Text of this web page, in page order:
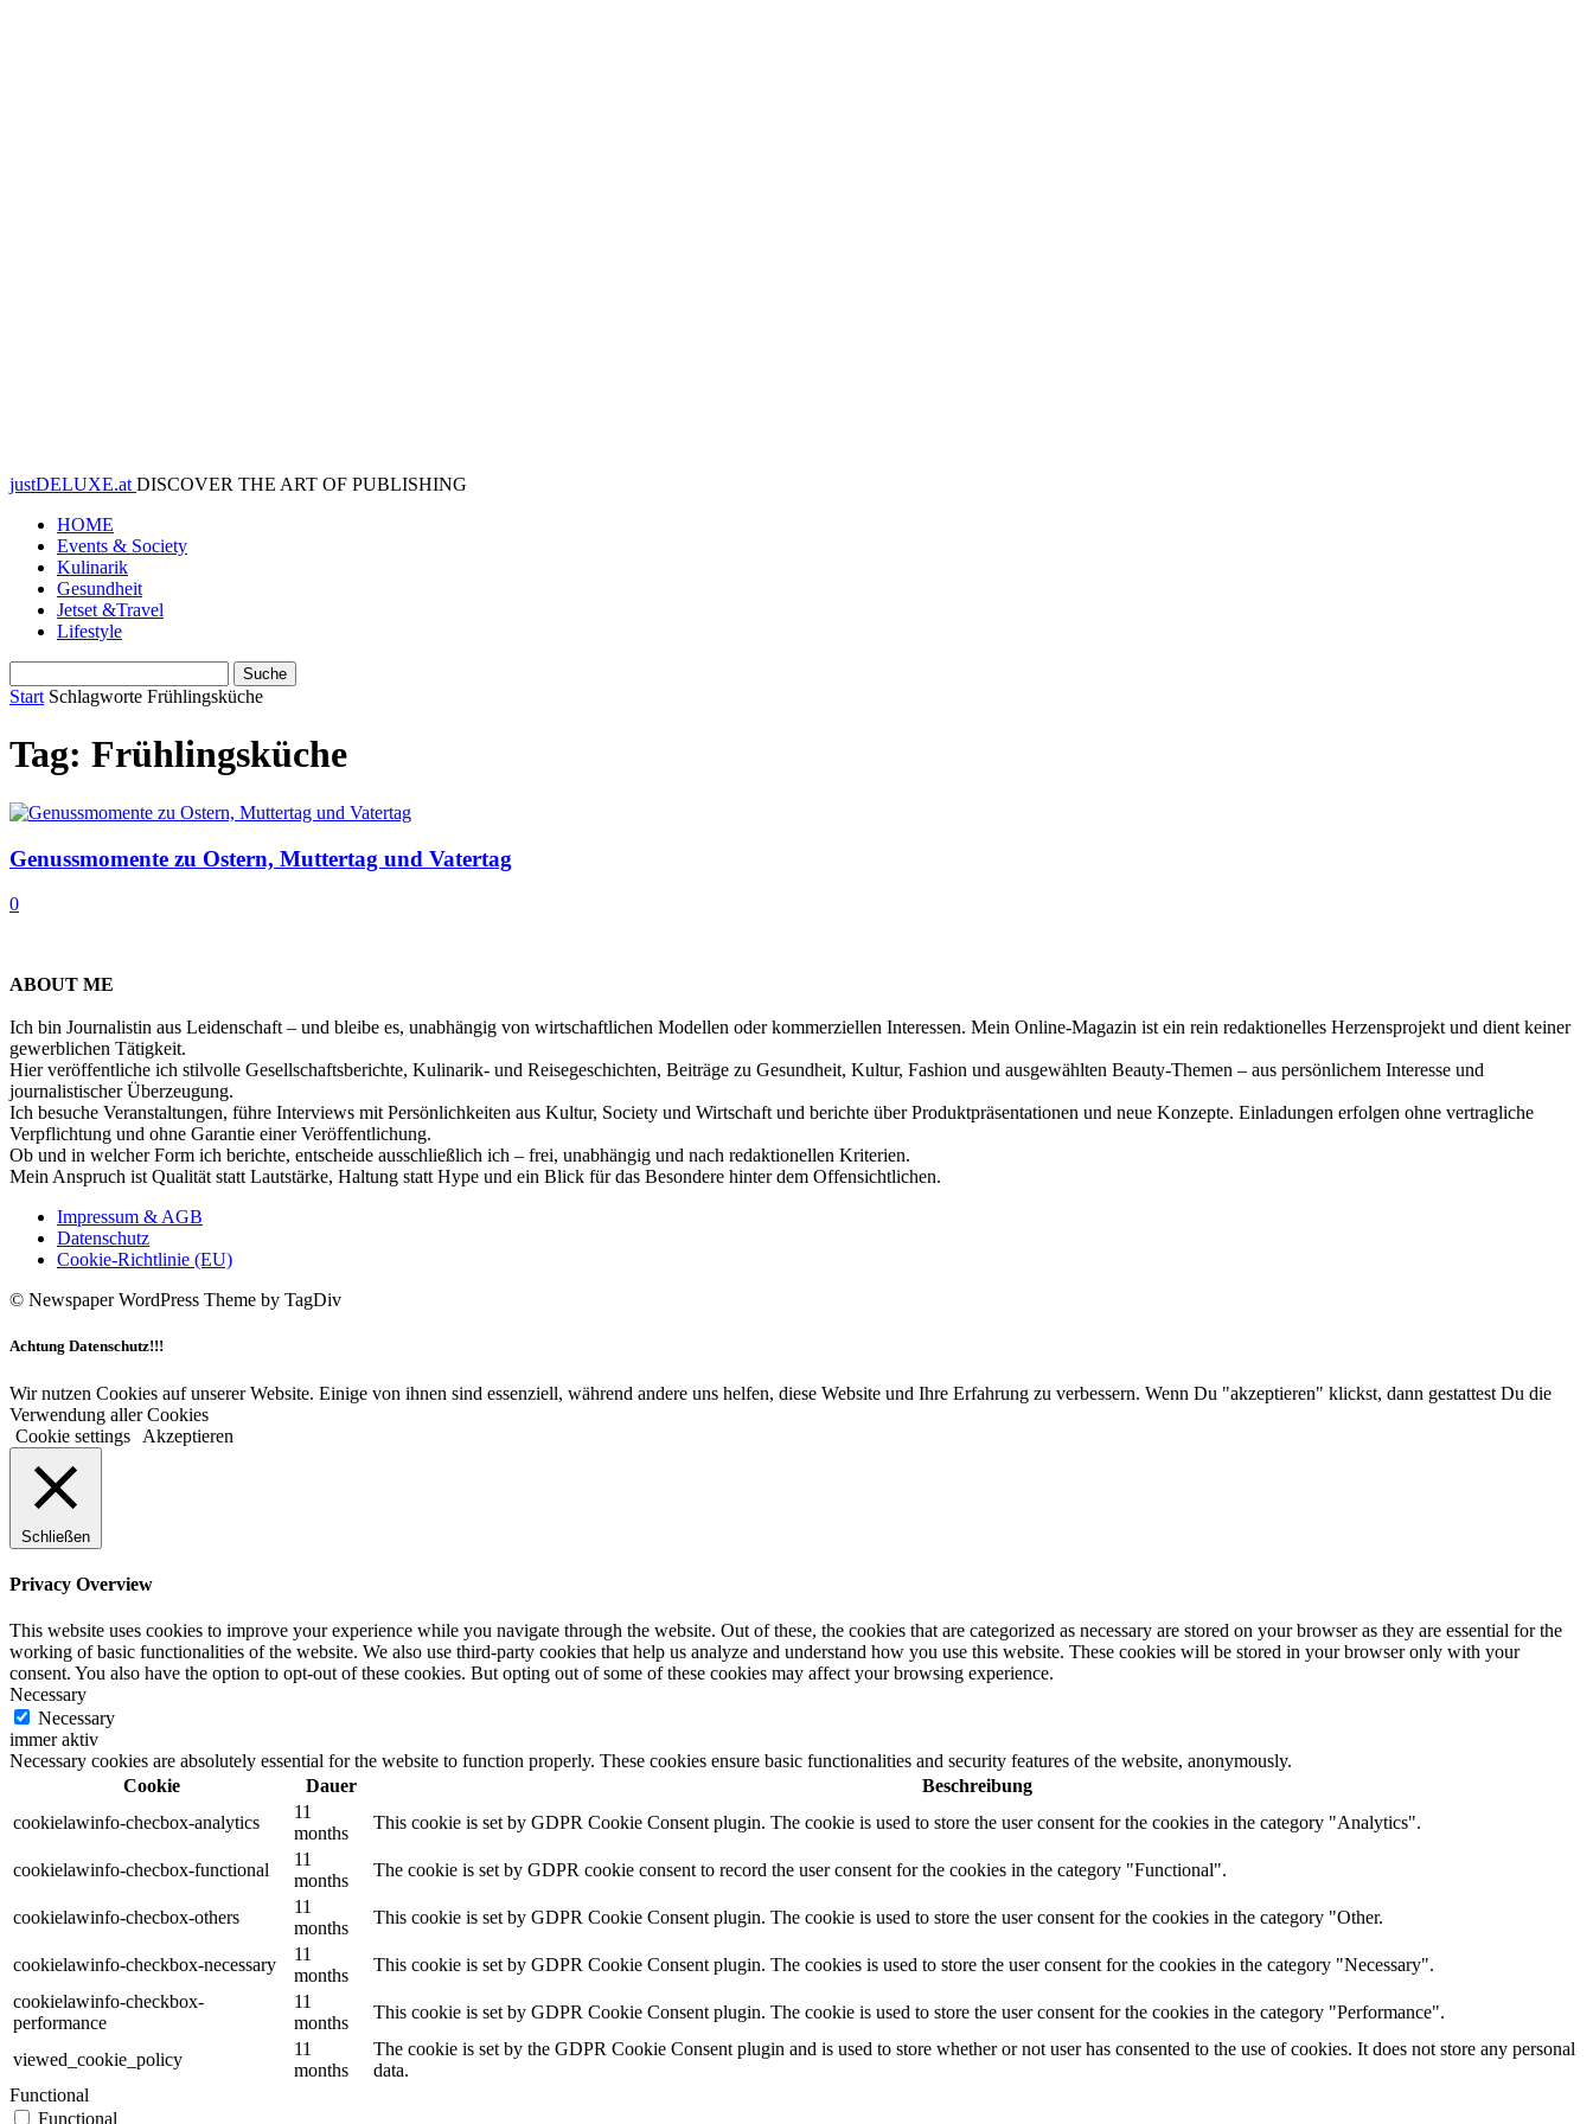
justDELUXE.at DISCOVER THE ART OF PUBLISHING
HOME
Events & Society
Kulinarik
Gesundheit
Jetset &Travel
Lifestyle
Start Schlagworte Frühlingsküche
Tag: Frühlingsküche
Genussmomente zu Ostern, Muttertag und Vatertag
0
ABOUT ME
Ich bin Journalistin aus Leidenschaft – und bleibe es, unabhängig von wirtschaftlichen Modellen oder kommerziellen Interessen. Mein Online-Magazin ist ein rein redaktionelles Herzensprojekt und dient keiner
gewerblichen Tätigkeit.
Hier veröffentliche ich stilvolle Gesellschaftsberichte, Kulinarik- und Reisegeschichten, Beiträge zu Gesundheit, Kultur, Fashion und ausgewählten Beauty-Themen – aus persönlichem Interesse und
journalistischer Überzeugung.
Ich besuche Veranstaltungen, führe Interviews mit Persönlichkeiten aus Kultur, Society und Wirtschaft und berichte über Produktpräsentationen und neue Konzepte. Einladungen erfolgen ohne vertragliche
Verpflichtung und ohne Garantie einer Veröffentlichung.
Ob und in welcher Form ich berichte, entscheide ausschließlich ich – frei, unabhängig und nach redaktionellen Kriterien.
Mein Anspruch ist Qualität statt Lautstärke, Haltung statt Hype und ein Blick für das Besondere hinter dem Offensichtlichen.
Impressum & AGB
Datenschutz
Cookie-Richtlinie (EU)
© Newspaper WordPress Theme by TagDiv
Achtung Datenschutz!!!
Wir nutzen Cookies auf unserer Website. Einige von ihnen sind essenziell, während andere uns helfen, diese Website und Ihre Erfahrung zu verbessern. Wenn Du "akzeptieren" klickst, dann gestattest Du die
Verwendung aller Cookies
Cookie settings
Akzeptieren
Schließen
Privacy Overview
This website uses cookies to improve your experience while you navigate through the website. Out of these, the cookies that are categorized as necessary are stored on your browser as they are essential for the
working of basic functionalities of the website. We also use third-party cookies that help us analyze and understand how you use this website. These cookies will be stored in your browser only with your
consent. You also have the option to opt-out of these cookies. But opting out of some of these cookies may affect your browsing experience.
Necessary
Necessary
immer aktiv
Necessary cookies are absolutely essential for the website to function properly. These cookies ensure basic functionalities and security features of the website, anonymously.
Cookie
Dauer
Beschreibung
cookielawinfo-checbox-analytics
11
months
This cookie is set by GDPR Cookie Consent plugin. The cookie is used to store the user consent for the cookies in the category "Analytics".
cookielawinfo-checbox-functional
11
months
The cookie is set by GDPR cookie consent to record the user consent for the cookies in the category "Functional".
cookielawinfo-checbox-others
11
months
This cookie is set by GDPR Cookie Consent plugin. The cookie is used to store the user consent for the cookies in the category "Other.
cookielawinfo-checkbox-necessary
11
months
This cookie is set by GDPR Cookie Consent plugin. The cookies is used to store the user consent for the cookies in the category "Necessary".
cookielawinfo-checkbox-
performance
11
months
This cookie is set by GDPR Cookie Consent plugin. The cookie is used to store the user consent for the cookies in the category "Performance".
viewed_cookie_policy
11
months
The cookie is set by the GDPR Cookie Consent plugin and is used to store whether or not user has consented to the use of cookies. It does not store any personal
data.
Functional
Functional